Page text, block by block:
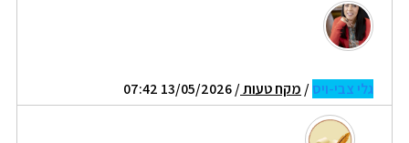
גלי צבי-ויס/ מקח טעות/ 13/05/2026 07:42